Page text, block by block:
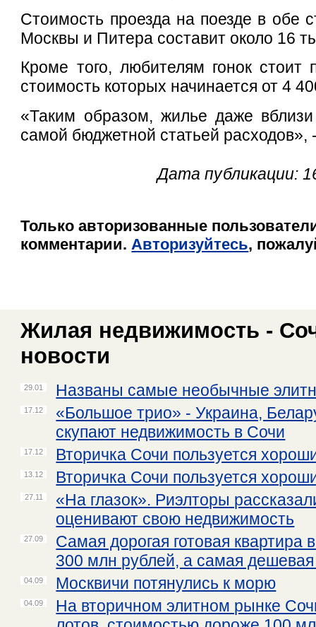
Стоимость проезда на поезде в обе
Москвы и Питера составит около 16
Кроме того, любителям гонок стоит
стоимость которых начинается от 4
«Таким образом, жилье даже
самой бюджетной статьей расходов»,
Дата публикации:
Только авторизованные
комментарии. Авторизуйтесь,
Жилая недвижимость -
новости
29.01 Названы самые необычные
17.12
«Большое трио» - Украина,
скупают недвижимость в Сочи
17.12 Вторичка Сочи пользуется
13.12 Вторичка Сочи пользуется
27.11
«На глазок». Риэлторы
оценивают свою недвижимость
27.09
Самая дорогая готовая квартира
300 млн рублей, а самая
04.09 Москвичи потянулись к морю
04.09
На вторичном элитном рынке